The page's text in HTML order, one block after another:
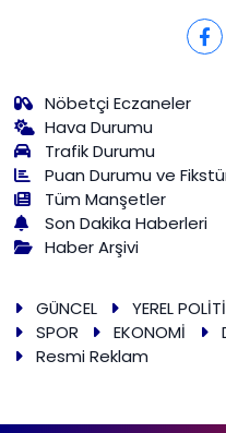
Nöbetçi Eczaneler
Hava Durumu
Trafik Durumu
Puan Durumu ve
Tüm Manşetler
Son Dakika Haberleri
Haber Arşivi
GÜNCEL YEREL
SPOR
EKONOMİ
Resmi Reklam